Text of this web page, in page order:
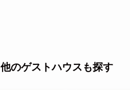
他のゲストハウスも探す